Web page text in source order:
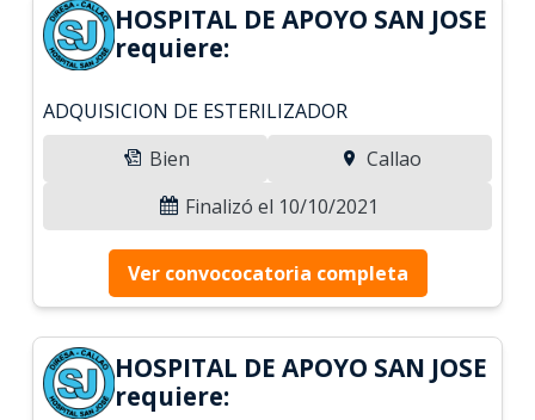
HOSPITAL DE APOYO SAN JOSE
requiere:
ADQUISICION DE ESTERILIZADOR
Bien
Callao
Finalizó el 10/10/2021
Ver convococatoria completa
HOSPITAL DE APOYO SAN JOSE
requiere: